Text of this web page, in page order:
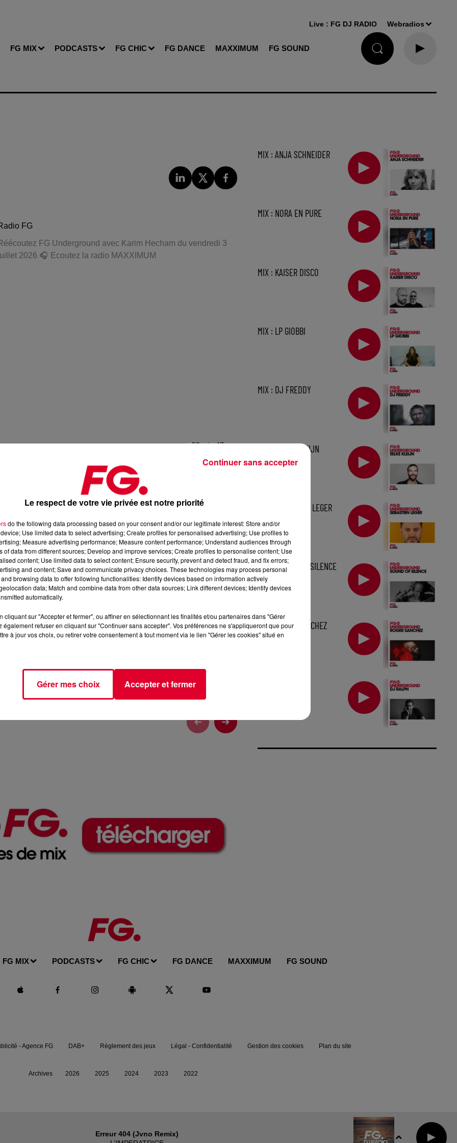
FG MIX PODCASTS FG CHIC FG DANCE MAXXIMUM FG SOUND
Live : FG DJ RADIO Webradios
FG
FG Underground avec Karim Hecham du vendredi 3
2026 🎧 Ecoutez la radio MAXXIMUM
59 min 47 sec
3 juillet 2026
, 📱 et sur l’Application FG (IOShttps://urlz.fr/hhZx-
house et de découverte électronique
MIX : ANJA SCHNEIDER
MIX : NORA EN PURE
MIX : KAISER DISCO
MIX : LP GIOBBI
MIX : DJ FREDDY
MIX : EELKE KLEIJN
MIX : SEBASTIEN LEGER
MIX : SOUND OF SILENCE
MIX : ROGER SANCHEZ
FG MIX PODCASTS FG CHIC FG DANCE MAXXIMUM FG SOUND
Erreur 404 (jvno Remix)
- Agence FG DAB+ Règlement des jeux Légal - Confidentialité Gestion des cookies Plan du site
Archives 2026 2025 2024 2023 2022
Le respect de votre vie privée est notre priorité
do the following data processing based on your consent and/or our legitimate interest: Store and/or
Use limited data to select advertising; Create profiles for personalised advertising; Use profiles to
Measure advertising performance; Measure content performance; Understand audiences through
of data from different sources; Develop and improve services; Create profiles to personalise content; Use
content; Use limited data to select content; Ensure security, prevent and detect fraud, and fix errors;
and content; Save and communicate privacy choices. These technologies may process personal
browsing data to offer following functionalities: Identify devices based on information actively
data; Match and combine data from other data sources; Link different devices; Identify devices
automatically.
cliquant sur "Accepter et fermer", ou affiner en sélectionnant les finalités et/ou partenaires dans "Gérer
également refuser en cliquant sur "Continuer sans accepter". Vos préférences ne s'appliqueront que pour
à jour vos choix, ou retirer votre consentement à tout moment via le lien "Gérer les cookies" situé en
Gérer mes choix Accepter et fermer
Continuer sans accepter